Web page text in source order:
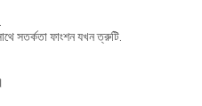
সতর্কতা ফাংশন যখন ত্রুটি.